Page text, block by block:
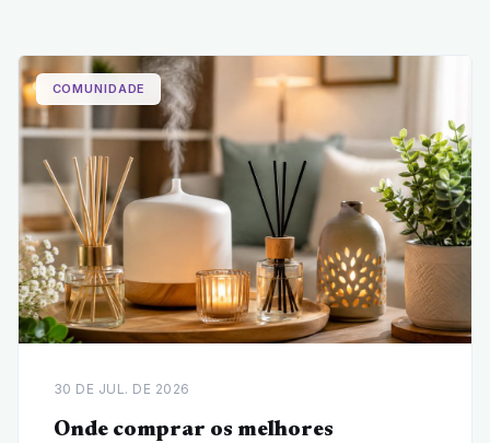
COMUNIDADE
30 DE JUL. DE 2026
Onde comprar os melhores